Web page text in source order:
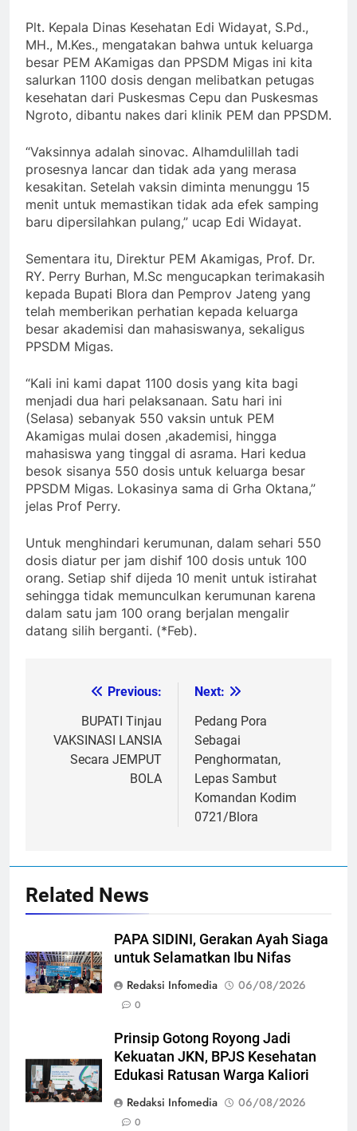
Plt. Kepala Dinas Kesehatan Edi Widayat, S.Pd.,
MH., M.Kes., mengatakan bahwa untuk keluarga
besar PEM AKamigas dan PPSDM Migas ini kita
salurkan 1100 dosis dengan melibatkan petugas
kesehatan dari Puskesmas Cepu dan Puskesmas
Ngroto, dibantu nakes dari klinik PEM dan PPSDM.
“Vaksinnya adalah sinovac. Alhamdulillah tadi
prosesnya lancar dan tidak ada yang merasa
kesakitan. Setelah vaksin diminta menunggu 15
menit untuk memastikan tidak ada efek samping
baru dipersilahkan pulang,” ucap Edi Widayat.
Sementara itu, Direktur PEM Akamigas, Prof. Dr.
RY. Perry Burhan, M.Sc mengucapkan terimakasih
kepada Bupati Blora dan Pemprov Jateng yang
telah memberikan perhatian kepada keluarga
besar akademisi dan mahasiswanya, sekaligus
PPSDM Migas.
“Kali ini kami dapat 1100 dosis yang kita bagi
menjadi dua hari pelaksanaan. Satu hari ini
(Selasa) sebanyak 550 vaksin untuk PEM
Akamigas mulai dosen ,akademisi, hingga
mahasiswa yang tinggal di asrama. Hari kedua
besok sisanya 550 dosis untuk keluarga besar
PPSDM Migas. Lokasinya sama di Grha Oktana,”
jelas Prof Perry.
Untuk menghindari kerumunan, dalam sehari 550
dosis diatur per jam dishif 100 dosis untuk 100
orang. Setiap shif dijeda 10 menit untuk istirahat
sehingga tidak memunculkan kerumunan karena
dalam satu jam 100 orang berjalan mengalir
datang silih berganti. (*Feb).
navigation
Previous:
BUPATI Tinjau
VAKSINASI LANSIA
Secara JEMPUT
BOLA
Next:
Pedang Pora
Sebagai
Penghormatan,
Lepas Sambut
Komandan Kodim
0721/Blora
Related News
PAPA SIDINI, Gerakan Ayah Siaga
untuk Selamatkan Ibu Nifas
Redaksi Infomedia
06/08/2026
0
Prinsip Gotong Royong Jadi
Kekuatan JKN, BPJS Kesehatan
Edukasi Ratusan Warga Kaliori
Redaksi Infomedia
06/08/2026
0